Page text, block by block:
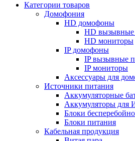
Категории товаров
Домофония
HD домофоны
HD вызывные
HD мониторы
IP домофоны
IP вызывные
IP мониторы
Аксессуары для
Источники питания
Аккумуляторные
Аккумуляторы для
Блоки
Блоки питания
Кабельная продукция